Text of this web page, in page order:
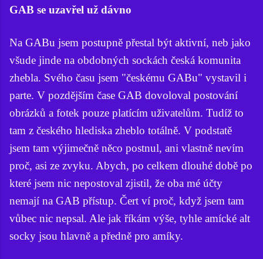
GAB se uzavřel už dávno
Na GABu jsem postupně přestal být aktivní, neb jako
všude jinde na obdobných sockách česká komunita
zhebla. Svého času jsem "českému GABu" vystavil i
parte. V pozdějším čase GAB dovoloval postování
obrázků a fotek pouze platícím uživatelům. Tudíž to
tam z českého hlediska zheblo totálně. V podstatě
jsem tam výjimečně něco postnul, ani vlastně nevím
proč, asi ze zvyku. Abych, po celkem dlouhé době po
které jsem nic nepostoval zjistil, že oba mé účty
nemají na GAB přístup. Čert ví proč, když jsem tam
vůbec nic nepsal. Ale jak říkám výše, tyhle amícké alt
socky jsou hlavně a předně pro amíky.